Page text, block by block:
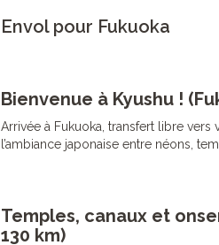
Envol pour Fukuoka
Bienvenue à Kyushu !
Arrivée à Fukuoka, transfert libre
l’ambiance japonaise entre néons,
Temples, canaux et
130 km)